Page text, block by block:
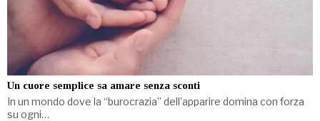
Un cuore semplice sa amare senza sconti
In un mondo dove la “burocrazia” dell’apparire domina con forza
su ogni…